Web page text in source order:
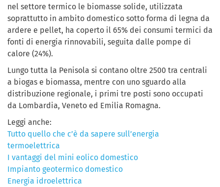
nel settore termico le biomasse solide, utilizzata
soprattutto in ambito domestico sotto forma di legna da
ardere e pellet, ha coperto il 65% dei consumi termici da
fonti di energia rinnovabili, seguita dalle pompe di
calore (24%).
Lungo tutta la Penisola si contano oltre 2500 tra centrali
a biogas e biomassa, mentre con uno sguardo alla
distribuzione regionale, i primi tre posti sono occupati
da Lombardia, Veneto ed Emilia Romagna.
Leggi anche:
Tutto quello che c’è da sapere sull’energia
termoelettrica
I vantaggi del mini eolico domestico
Impianto geotermico domestico
Energia idroelettrica